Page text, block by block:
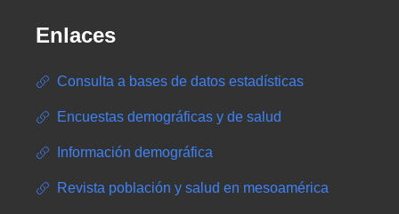
Enlaces
Consulta a bases de datos estadísticas
Encuestas demográficas y de salud
Información demográfica
Revista población y salud en mesoamérica